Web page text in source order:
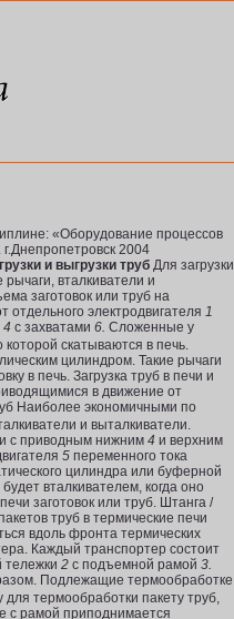
«Оборудование процессов
2004
и выгрузки труб Для загрузки
вталкиватели и
заготовок или труб на
отдельного электродвигателя 1
4 с захватами 6. Сложенные у
скатываются в печь.
цилиндром. Такие рычаги
в печь. Загрузка труб в печи и
в движение от
Наиболее экономичными по
и выталкиватели.
с приводным нижним 4 и верхним
5 переменного тока
цилиндра или буферной
вталкивателем, когда оно
заготовок или труб. Штанга /
труб в термические печи
вдоль фронта термических
Каждый транспортер состоит
тележки 2 с подъемной рамой 3.
Подлежащие термообработке
термообработки пакету труб,
с рамой приподнимается